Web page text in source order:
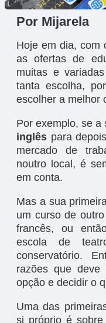
Por Mijarela
Hoje em dia, com
as ofertas de
muitas e
tanta escolha,
escolher a melhor
Por exemplo, se a
inglês para
mercado de
noutro local, é
em conta.
Mas a sua
um curso de
francês, ou
escola de
conservatório.
razões que deve
opção e decidir o
Uma das
si próprio é